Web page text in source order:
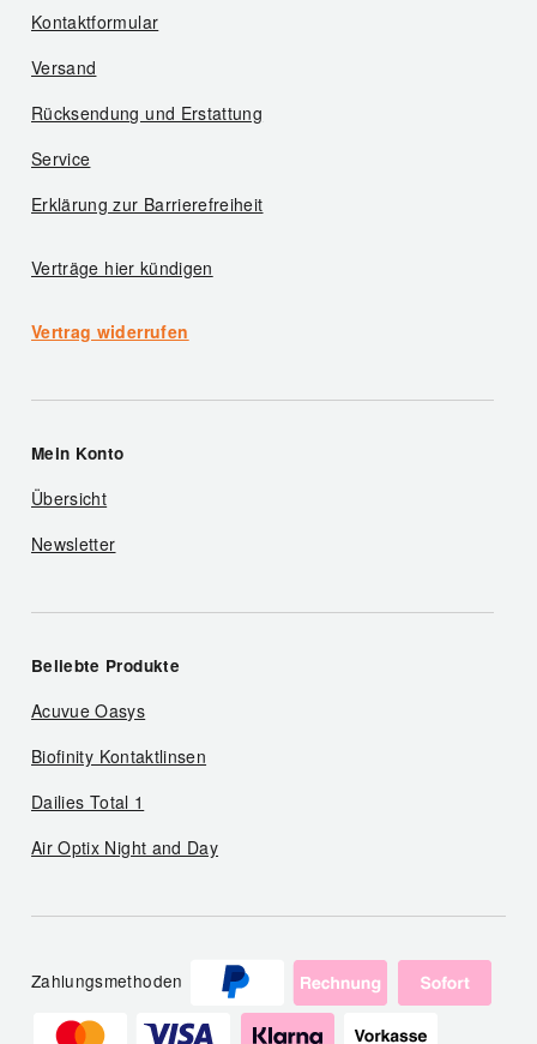
Kontaktformular
Versand
Rücksendung und Erstattung
Service
Erklärung zur Barrierefreiheit
Verträge hier kündigen
Vertrag widerrufen
Mein Konto
Übersicht
Newsletter
Beliebte Produkte
Acuvue Oasys
Biofinity Kontaktlinsen
Dailies Total 1
Air Optix Night and Day
Zahlungsmethoden